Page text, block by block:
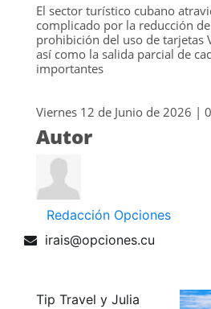
El sector turístico cubano
complicado por la reducción
prohibición del uso de tarjetas
así como la salida parcial de
importantes
Viernes 12 de Junio de 2026 |
Autor
Redacción Opciones
irais@opciones.cu
Tip Travel y Julia